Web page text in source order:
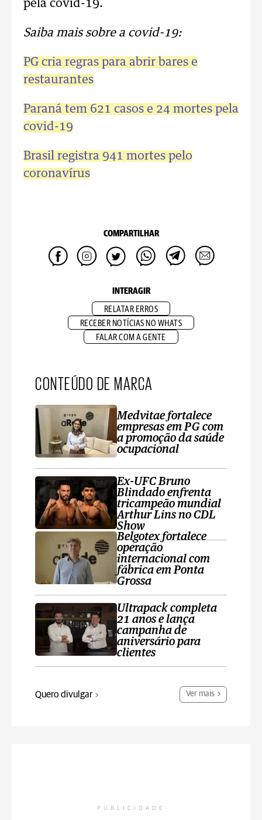
pela covid-19.
Saiba mais sobre a covid-19:
PG cria regras para abrir bares e
restaurantes
Paraná tem 621 casos e 24 mortes pela
covid-19
Brasil registra 941 mortes pelo
coronavírus
COMPARTILHAR
INTERAGIR
RELATAR ERROS
RECEBER NOTÍCIAS NO WHATS
FALAR COM A GENTE
CONTEÚDO DE MARCA
Medvitae fortalece
empresas em PG com
a promoção da saúde
ocupacional
Ex-UFC Bruno
Blindado enfrenta
tricampeão mundial
Arthur Lins no CDL
Show
Belgotex fortalece
operação
internacional com
fábrica em Ponta
Grossa
Ultrapack completa
21 anos e lança
campanha de
aniversário para
clientes
Quero divulgar Ver mais
PUBLICIDADE